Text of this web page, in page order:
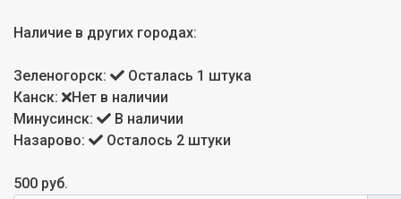
Наличие в других городах:
Зеленогорск:
Осталась 1 штука
Канск:
Нет в наличии
Минусинск:
В наличии
Назарово:
Осталось 2 штуки
500 руб.